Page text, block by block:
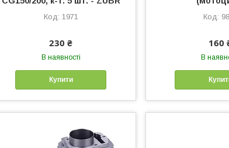
1971
230 ₴
В наявності
Купити
160
В